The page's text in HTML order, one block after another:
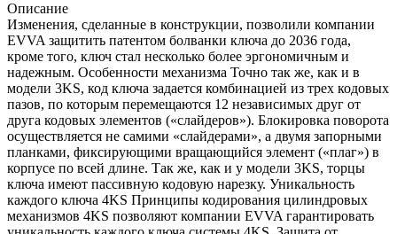
Описание
Изменения, сделанные в конструкции, позволили компании
EVVA защитить патентом болванки ключа до 2036 года,
кроме того, ключ стал несколько более эргономичным и
надежным. Особенности механизма Точно так же, как и в
модели 3KS, код ключа задается комбинацией из трех кодовых
пазов, по которым перемещаются 12 независимых друг от
друга кодовых элементов («слайдеров»). Блокировка поворота
осуществляется не самими «слайдерами», а двумя запорными
планками, фиксирующими вращающийся элемент («плаг») в
корпусе по всей длине. Так же, как и у модели 3KS, торцы
ключа имеют пассивную кодовую нарезку. Уникальность
каждого ключа 4KS Принципы кодирования цилиндровых
механизмов 4KS позволяют компании EVVA гарантировать